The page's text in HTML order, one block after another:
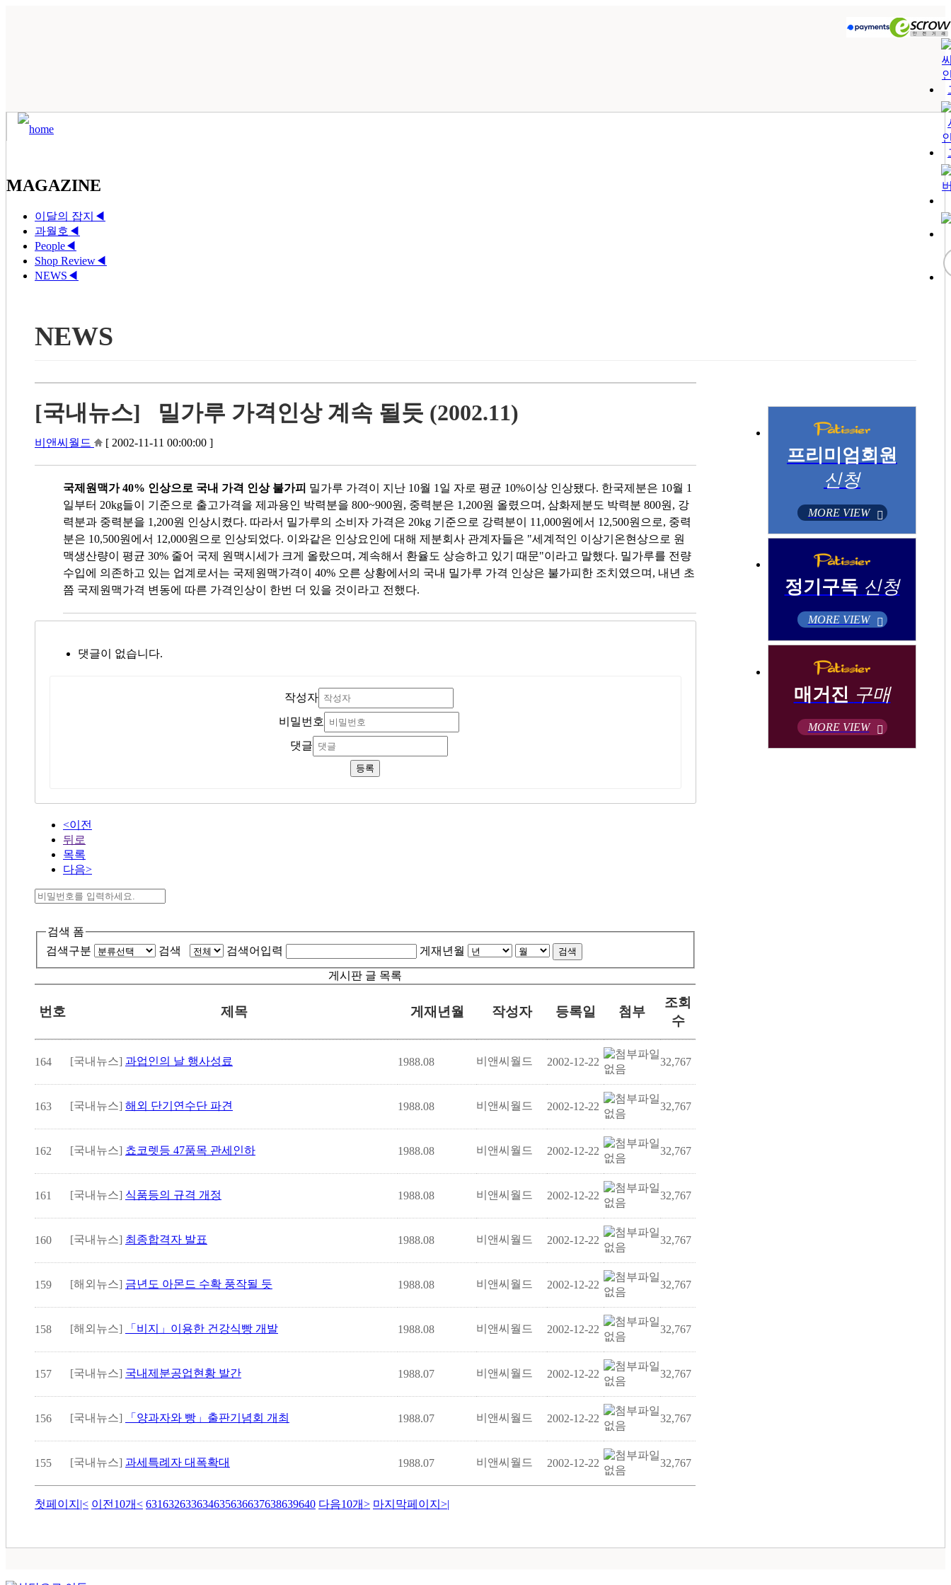
MAGAZINE
이달의 잡지 ◀
과월호 ◀
People◀
Shop Review◀
NEWS ◀
NEWS
[국내뉴스] 밀가루 가격인상 계속 될듯 (2002.11)
비앤씨월드 [ 2002-11-11 00:00:00 ]
국제원맥가 40% 인상으로 국내 가격 인상 불가피 밀가루 가격이 지난 10월 1일 자로 평균 10%이상 인상됐다. 한국제분은 10월 1
일부터 20kg들이 기준으로 출고가격을 제과용인 박력분을 800~900원, 중력분은 1,200원 올렸으며, 삼화제분도 박력분 800원, 강
력분과 중력분을 1,200원 인상시켰다. 따라서 밀가루의 소비자 가격은 20kg 기준으로 강력분이 11,000원에서 12,500원으로, 중력
분은 10,500원에서 12,000원으로 인상되었다. 이와같은 인상요인에 대해 제분회사 관계자들은 "세계적인 이상기온현상으로 원
맥생산량이 평균 30% 줄어 국제 원맥시세가 크게 올랐으며, 계속해서 환율도 상승하고 있기 때문"이라고 말했다. 밀가루를 전량
수입에 의존하고 있는 업계로서는 국제원맥가격이 40% 오른 상황에서의 국내 밀가루 가격 인상은 불가피한 조치였으며, 내년 초
쯤 국제원맥가격 변동에 따른 가격인상이 한번 더 있을 것이라고 전했다.
댓글이 없습니다.
작성자
비밀번호
댓글
등록
<이전
뒤로
목록
다음>
검색 폼
검색구분
검색 검색어입력 게재년월 검색
게시판 글 목록
번호 제목 게재년월 작성자 등록일 첨부
조회
수
164 [국내뉴스] 과업인의 날 행사성료 1988.08 비앤씨월드 2002-12-22 32,767
163 [국내뉴스] 해외 단기연수단 파견 1988.08 비앤씨월드 2002-12-22 32,767
162 [국내뉴스] 쵸코렛등 47품목 관세인하 1988.08 비앤씨월드 2002-12-22 32,767
161 [국내뉴스] 식품등의 규격 개정 1988.08 비앤씨월드 2002-12-22 32,767
160 [국내뉴스] 최종합격자 발표 1988.08 비앤씨월드 2002-12-22 32,767
159 [해외뉴스] 금년도 아몬드 수확 풍작될 듯 1988.08 비앤씨월드 2002-12-22 32,767
158 [해외뉴스] 「비지」이용한 건강식빵 개발 1988.08 비앤씨월드 2002-12-22 32,767
157 [국내뉴스] 국내제분공업현황 발간 1988.07 비앤씨월드 2002-12-22 32,767
156 [국내뉴스] 「양과자와 빵」출판기념회 개최 1988.07 비앤씨월드 2002-12-22 32,767
155 [국내뉴스] 과세특례자 대폭확대 1988.07 비앤씨월드 2002-12-22 32,767
첫페이지 |< 이전10개< 631632633634635636637638639640 다음10개> 마지막페이지 >|
프리미엄회원
신청
MORE VIEW
정기구독 신청
MORE VIEW
매거진 구매
MORE VIEW